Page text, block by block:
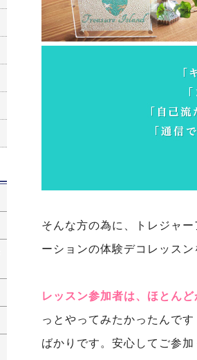
そんな方の為に、トレジャ
ーションの体験デコレッスン
レッスン参加者は、ほと んど
っとやってみたかったんで
ばかりです。安心してご参